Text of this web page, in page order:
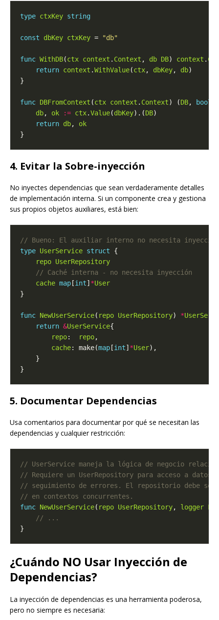
type ctxKey string
const dbKey ctxKey = "db"
func WithDB(ctx context . Context , db DB) context .
return context .WithValue(ctx, dbKey, db
func DBFromContext (ctx context . Context) (DB,
bool
db, ok := ctx.Value(dbKey).(DB
return db, ok
4. Evitar la Sobre-inyección
No inyectes dependencias que sean verdaderamente detalles
de implementación interna. Si un componente crea y gestiona
sus propios objetos auxiliares, está bien:
type UserService struct
repo UserRepository
cache map [int] *User
func NewUserService( repo UserRepository) *
return &UserService
repo: repo
cache: make(map [int] *User
5. Documentar Dependencias
Usa comentarios para documentar por qué se necesitan las
dependencias y cualquier restricción:
func NewUserService( repo UserRepository, logger
¿Cuándo NO Usar Inyección de
Dependencias?
La inyección de dependencias es una herramienta poderosa,
pero no siempre es necesaria: